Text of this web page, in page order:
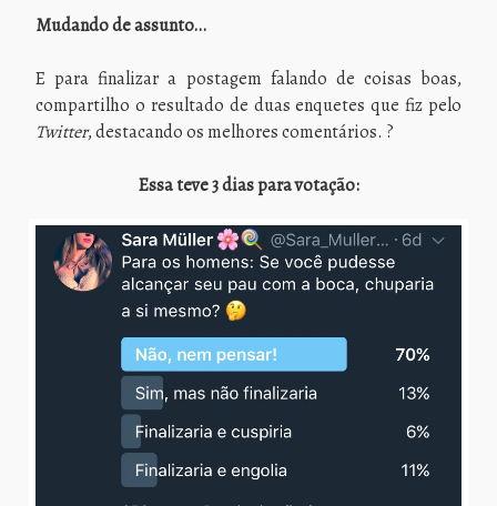
Mudando de assunto…
E para finalizar a postagem falando de coisas boas,
compartilho o resultado de duas enquetes que fiz pelo
Twitter, destacando os melhores comentários. ?
Essa teve 3 dias para votação: